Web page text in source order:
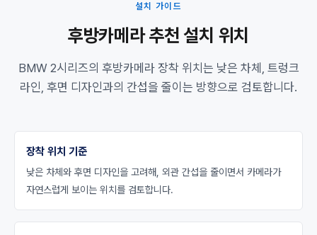
설치 가이드
후방카메라 추천 설치 위치
BMW 2시리즈의 후방카메라 장착 위치는 낮은 차체, 트렁크
라인, 후면 디자인과의 간섭을 줄이는 방향으로 검토합니다.
장착 위치 기준
낮은 차체와 후면 디자인을 고려해, 외관 간섭을 줄이면서 카메라가
자연스럽게 보이는 위치를 검토합니다.